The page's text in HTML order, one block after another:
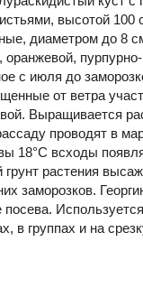
высотой 100
диаметром до 8
оранжевой,
с июля до
от ветра
Выращивается
проводят в
18°C всходы
растения
заморозков.
в группах и на